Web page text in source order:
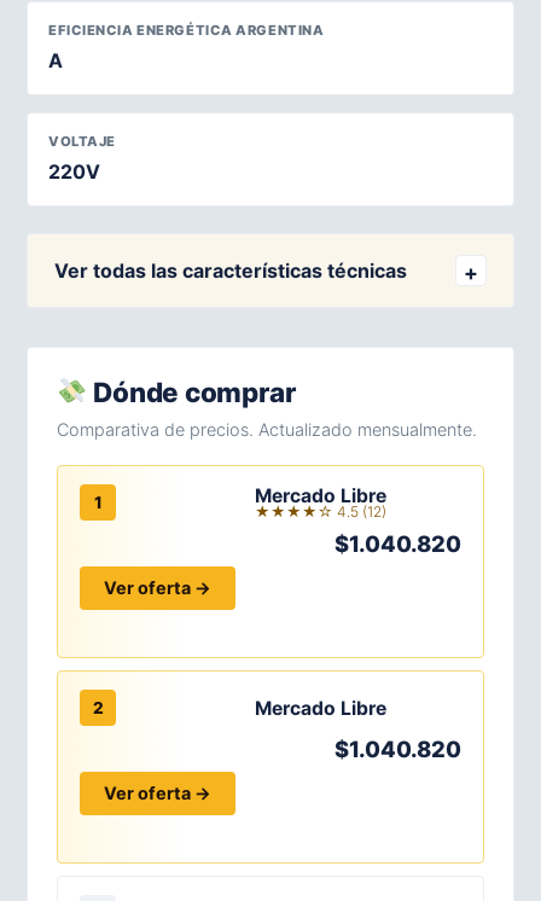
EFICIENCIA ENERGÉTICA ARGENTINA
A
VOLTAJE
220V
Ver todas las características técnicas
Dónde comprar
Comparativa de precios. Actualizado mensualmente.
1 Mercado Libre
★★★★☆ 4.5 (12)
$1.040.820
Ver oferta →
2 Mercado Libre
$1.040.820
Ver oferta →